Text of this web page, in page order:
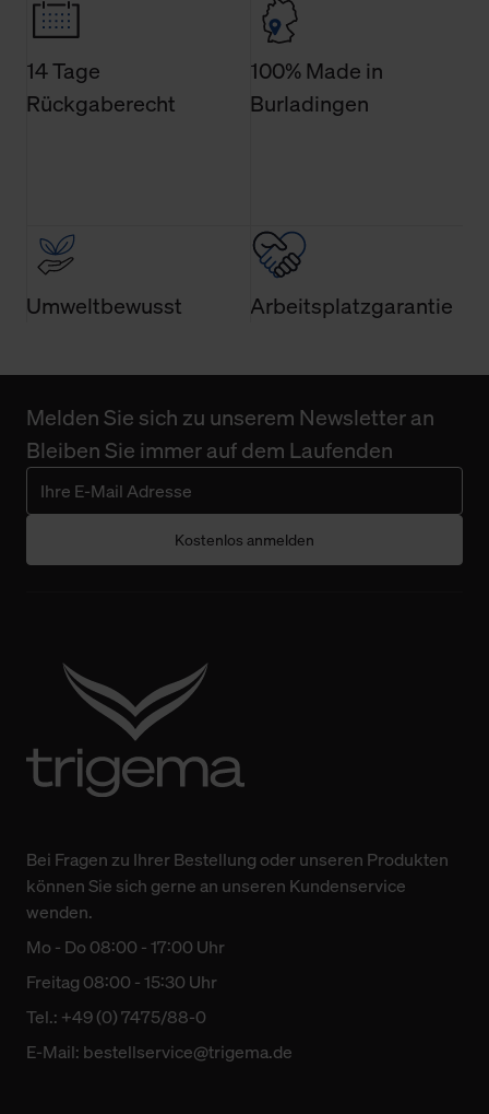
Weitere Informationen über Cookies und Web-
Technologien sowie die Nutzung Ihrer persönlichen Daten
14 Tage
Rückgaberecht
100% Made in
Burladingen
Umweltbewusst Arbeitsplatzgarantie
Melden Sie sich zu unserem Newsletter an
Bleiben Sie immer auf dem Laufenden
Kostenlos anmelden
Bei Fragen zu Ihrer Bestellung oder unseren Produkten
können Sie sich gerne an unseren Kundenservice
wenden.
Mo - Do 08:00 - 17:00 Uhr
Freitag 08:00 - 15:30 Uhr
Tel.: +49 (0) 7475/88-0
E-Mail: bestellservice@trigema.de